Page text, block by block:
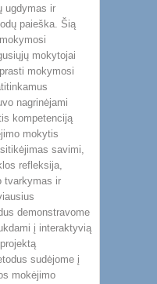
ugdymas ir
paieška. Šią
mokytojai
mokymosi
nagrinėjami
kompetenciją
mokytis
savimi,
refleksija,
tvarkymas ir
demonstravome
į interaktyvią
sudėjome į
mokėjimo